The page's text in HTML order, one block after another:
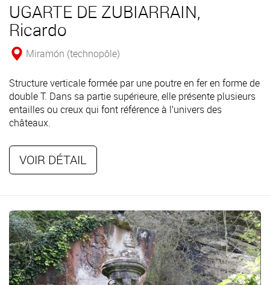
UGARTE DE ZUBIARRAIN,
Ricardo
Miramón (technopôle)
Structure verticale formée par une poutre en fer en forme de
double T. Dans sa partie supérieure, elle présente plusieurs
entailles ou creux qui font référence à l’univers des
châteaux.
VOIR DÉTAIL